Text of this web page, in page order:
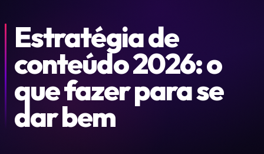
Estratégia de
conteúdo 2026: o
que fazer para se
dar bem